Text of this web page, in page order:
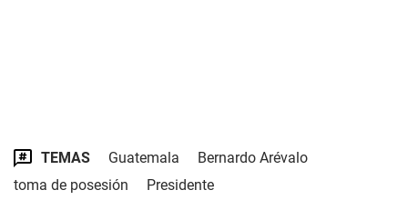
TEMAS Guatemala
Bernardo Arévalo
toma de posesión
Presidente